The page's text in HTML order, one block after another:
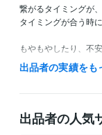
繋がるタイミングが
タイミングが合う時
もやもやしたり、不
一人ではどうしようも
「拠り所」「駆け込
迷いやもやもやが、
気づきや「楽になる
出品者の実績をも
出品者の人気